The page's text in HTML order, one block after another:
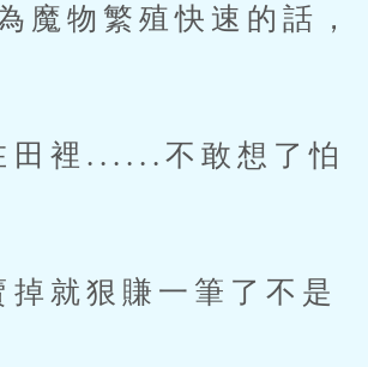
物繁殖快速的話，
裡......不敢想了怕
就狠賺一筆了不是